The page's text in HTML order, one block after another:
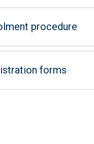
procedure
forms